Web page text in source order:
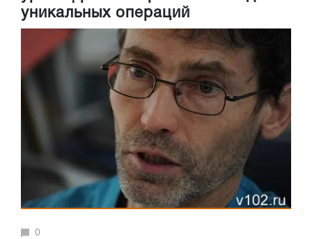
уникальных операций
0